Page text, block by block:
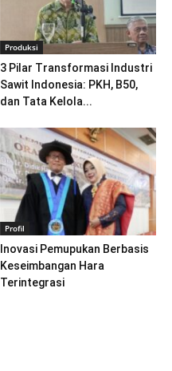
Produksi
3 Pilar Transformasi Industri
Sawit Indonesia: PKH, B50,
dan Tata Kelola...
Profil
Inovasi Pemupukan Berbasis
Keseimbangan Hara
Terintegrasi